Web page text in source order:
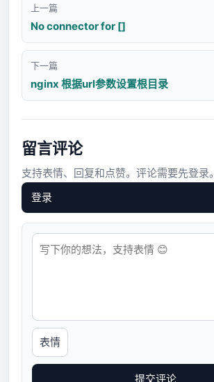
上一篇
No connector for []
下一篇
nginx 根据url参数设置根目录
留言评论
支持表情、回复和点赞。评论需要先登录。
登录
表情
提交评论